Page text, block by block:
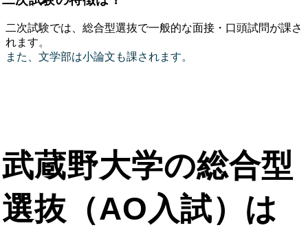
二次試験では、総合型選抜で一般的な面接・口頭試問が課さ
れます。
また、文学部は小論文も課されます。
武蔵野大学の総合型
選抜（AO入試）は